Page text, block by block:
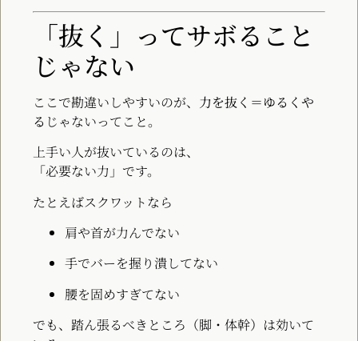
「抜く」ってサボること
じゃない
ここで勘違いしやすいのが、 力を抜く＝ゆるくや
る じゃないってこと。
上手い人が抜いているのは、
「必要ない力」です。
たとえばスクワットなら
肩や首が力んでない
手でバーを握り潰してない
腰を固めすぎてない
でも、踏ん張るべきところ（脚・体幹）は効いて